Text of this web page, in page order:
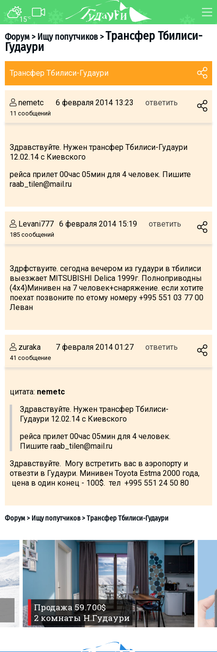
15°C
Форум>Ищу попутчиков>Трансфер Тбилиси-
Гудаури
Трансфер Тбилиси-Гудаури
nemetc
11 сообщений
6 февраля 2014 13:23 ответить
Здравствуйте. Нужен трансфер Тбилиси-Гудаури
12.02.14 с Киевского
рейса прилет 00час 05мин для 4 человек. Пишите
raab_tilen@mail.ru
Levani777
185 сообщений
6 февраля 2014 15:19 ответить
Здрфствуите. сегодна вечером из гудаури в тбилиси
выезжает MITSUBISHI Delica 1999г. Полноприводны
(4x4)Минивен на 7 человек+снаряжение. если хотите
поехат позвоните по етому номеру +995 551 03 77 00
Леван
zuraka
41 сообщение
7 февраля 2014 01:27 ответить
цитата: nemetc
Здравствуйте. Нужен трансфер Тбилиси-
Гудаури 12.02.14 с Киевского
рейса прилет 00час 05мин для 4 человек.
Пишите raab_tilen@mail.ru
Здравствуйте. Могу встретить вас в аэропорту и
отвезти в Гудаури. Минивен Toyota Estma 2000 года,
цена в один конец - 100$. тел +995 551 24 50 80
Ищу попутчиков> Трансфер Тбилиси-Гудаури
Продажа 59.700$
2 комнаты Н.Гудаури
ФОРУМ КАРТА
О курорте
Схема трасс
Инструкторы
Прокат
Дети в Гудаури
Развлечения
Календарь событий
Гудаури
INFO
ПРОЖИВАНИЕ
Квартиры
Коттеджи
% Горячие предложения
Долгосрочная аренда
Казбеги
ГРУЗИЯ
О Грузии
Что пить?
Мобильная связь
Галерея
Безопасность